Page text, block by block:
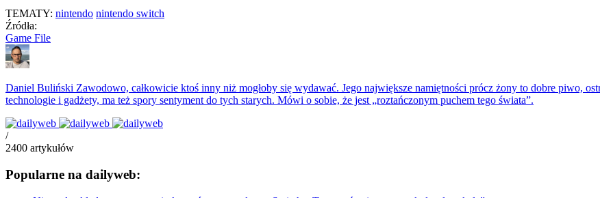
TEMATY: nintendo nintendo switch
Źródła:
Game File
Daniel Buliński Zawodowo, całkowicie ktoś inny niż mogłoby się wydawać. Jego największe namiętności prócz żony to dobre piwo,
technologie i gadżety, ma też spory sentyment do tych starych. Mówi o sobie, że jest „roztańczonym puchem tego świata”.
/
2400 artykułów
Popularne na dailyweb: